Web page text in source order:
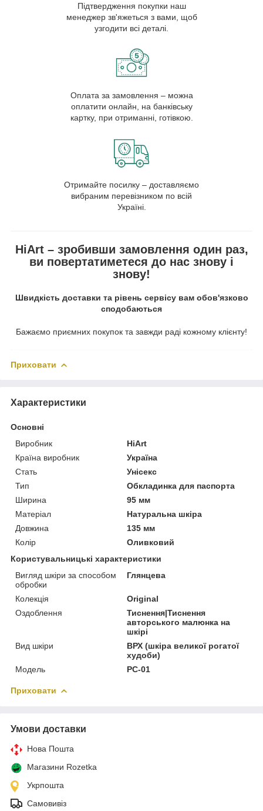
Підтвердження покупки наш
менеджер зв'яжеться з вами, щоб
узгодити всі деталі.
Оплата за замовлення – можна
оплатити онлайн, на банківську
картку, при отриманні, готівкою.
Отримайте посилку – доставляємо
вибраним перевізником по всій
Україні.
HiArt – зробивши замовлення один раз,
ви повертатиметеся до нас знову і
знову!
Швидкість доставки та рівень сервісу вам обов'язково
сподобаються
Бажаємо приємних покупок та завжди раді кожному клієнту!
Приховати
Характеристики
Основні
Виробник
HiArt
Країна виробник
Україна
Стать
Унісекс
Тип
Обкладинка для паспорта
Ширина
95 мм
Матеріал
Натуральна шкіра
Довжина
135 мм
Колір
Оливковий
Користувальницькі характеристики
Вигляд шкіри за способом
обробки
Глянцева
Колекція
Original
Оздоблення
Тиснення|Тиснення
авторського малюнка на
шкірі
Вид шкіри
ВРХ (шкіра великої рогатої
худоби)
Модель
PC-01
Приховати
Умови доставки
Нова Пошта
Магазини Rozetka
Укрпошта
Самовивіз